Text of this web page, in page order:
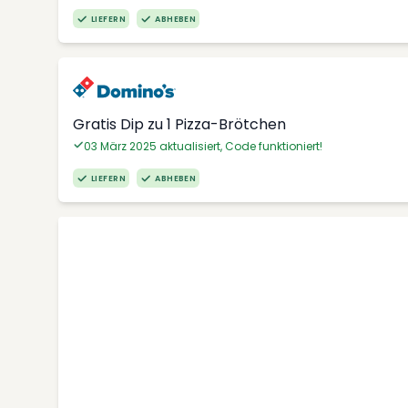
LIEFERN ABHEBEN
Gratis Dip zu 1 Pizza-Brötchen
03 März 2025 aktualisiert, Code funktioniert!
LIEFERN ABHEBEN